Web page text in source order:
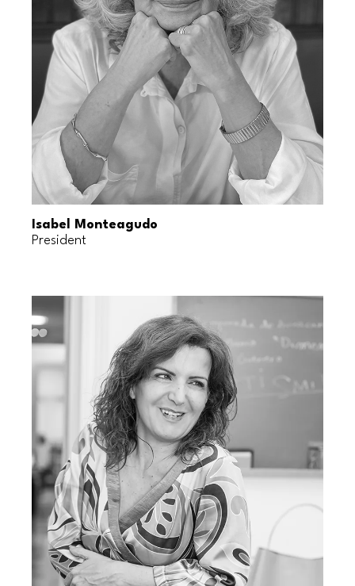
Isabel Monteagudo
President